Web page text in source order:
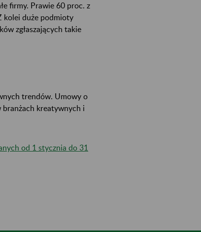
firmy. Prawie 60 proc. z
kolei duże podmioty
zgłaszających takie
trendów. Umowy o
branżach kreatywnych i
od 1 stycznia do 31